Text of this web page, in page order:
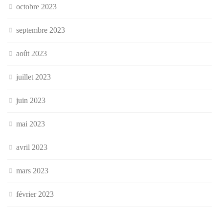
octobre 2023
septembre 2023
août 2023
juillet 2023
juin 2023
mai 2023
avril 2023
mars 2023
février 2023